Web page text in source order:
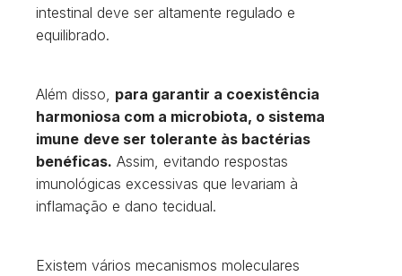
intestinal deve ser altamente regulado e
equilibrado.
Além disso, para garantir a coexistência
harmoniosa com a microbiota, o sistema
imune deve ser tolerante às bactérias
benéficas. Assim, evitando respostas
imunológicas excessivas que levariam à
inflamação e dano tecidual.
Existem vários mecanismos moleculares